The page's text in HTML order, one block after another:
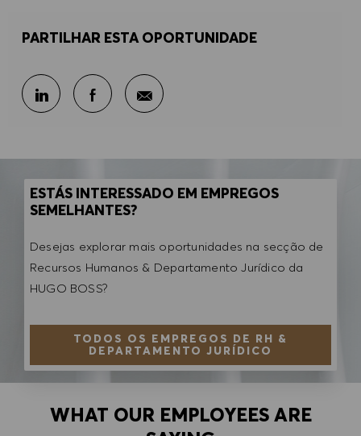
PARTILHAR ESTA OPORTUNIDADE
Partilhar através do LinkedIn
Partilhar através do Facebook
Partilhar por e-mail
ESTÁS INTERESSADO EM EMPREGOS
SEMELHANTES?
Desejas explorar mais oportunidades na secção de
Recursos Humanos & Departamento Jurídico da
HUGO BOSS?
TODOS OS EMPREGOS DE RH &
DEPARTAMENTO JURÍDICO
WHAT OUR EMPLOYEES ARE